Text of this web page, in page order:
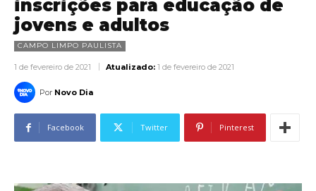
inscrições para educação de
jovens e adultos
CAMPO LIMPO PAULISTA
1 de fevereiro de 2021 Atualizado: 1 de fevereiro de 2021
Por Novo Dia
Facebook Twitter Pinterest